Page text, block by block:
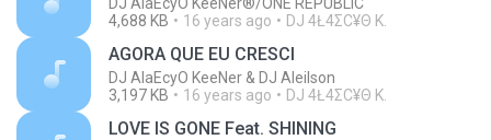
4,688 KB
16 years ago DJ 4Ł4ΣС¥Θ K.
AGORA QUE EU CRESCI
DJ AlaEcyO KeeNer & DJ Aleilson
3,197 KB
16 years ago DJ 4Ł4ΣС¥Θ K.
LOVE IS GONE Feat. SHINING